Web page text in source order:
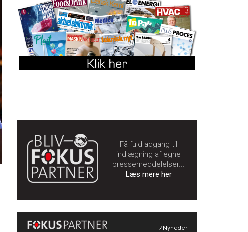
Få fuld adgang til
indlægning af egne
pressemeddelelser...
Læs mere her
/Nyheder